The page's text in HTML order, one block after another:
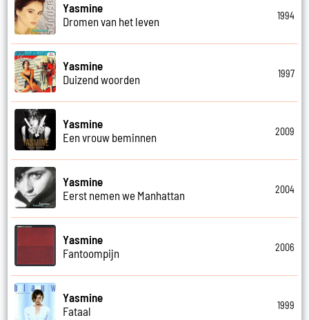
Yasmine
Dromen van het leven
1994
Yasmine
Duizend woorden
1997
Yasmine
Een vrouw beminnen
2009
Yasmine
Eerst nemen we Manhattan
2004
Yasmine
Fantoompijn
2006
Yasmine
Fataal
1999